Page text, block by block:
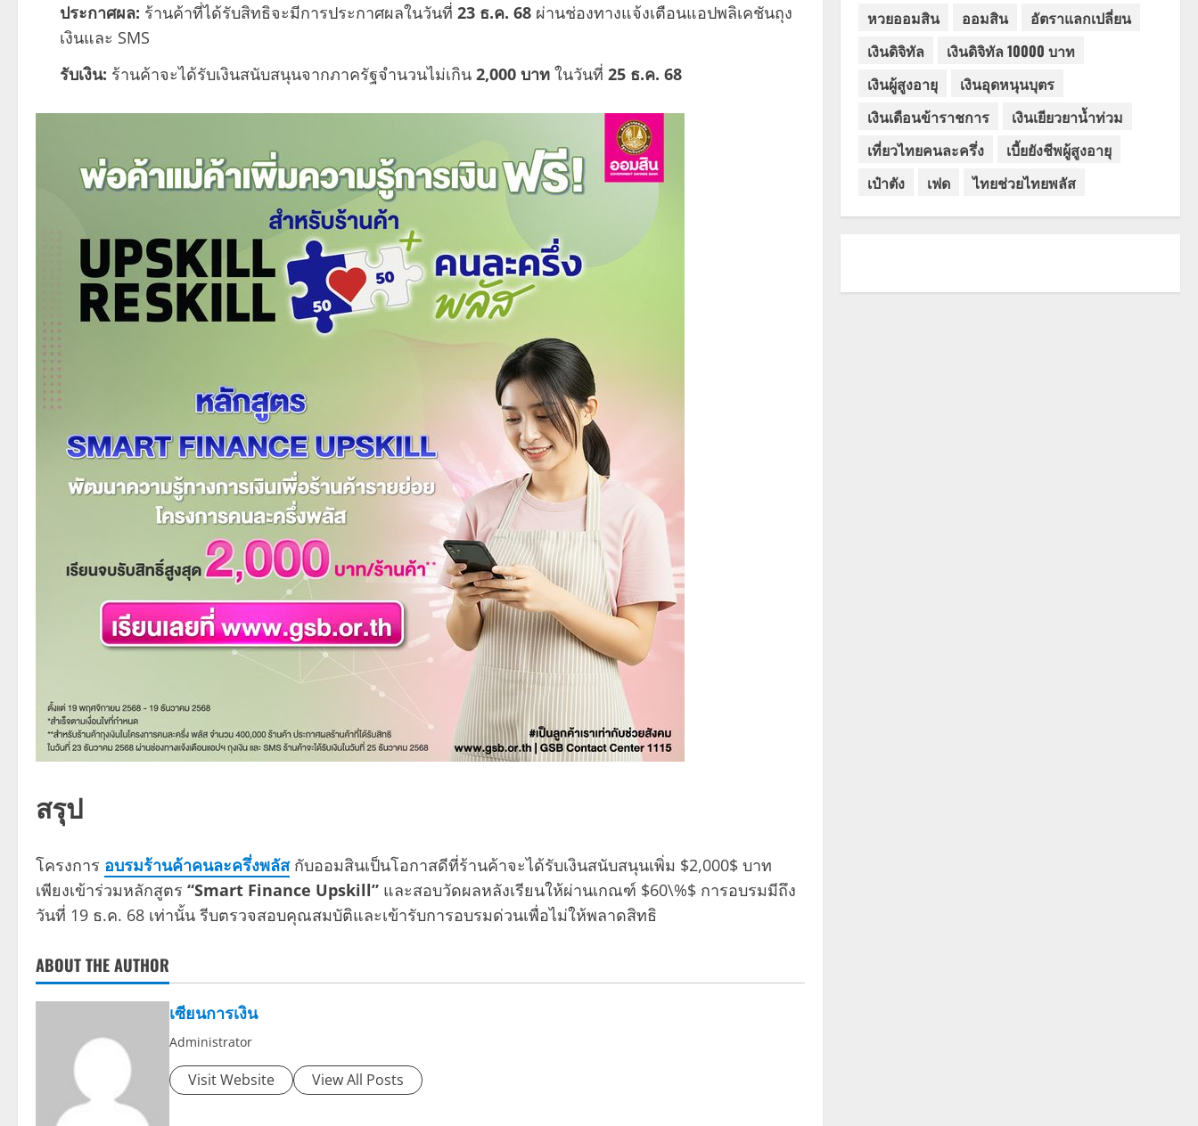
ประกาศผล: ร้านค้าที่ได้รับสิทธิจะมีการประกาศผลในวันที่ 23 ธ.ค. 68 ผ่านช่องทางแจ้งเตือนแอปพลิเคชันถุง
เงินและ SMS
รับเงิน: ร้านค้าจะได้รับเงินสนับสนุนจากภาครัฐจำนวนไม่เกิน 2,000 บาท ในวันที่ 25 ธ.ค. 68
สรุป
โครงการ อบรมร้านค้าคนละครึ่งพลัสกับออมสินเป็นโอกาสดีที่ร้านค้าจะได้รับเงินสนับสนุนเพิ่ม $2,000$ บาท
เพียงเข้าร่วมหลักสูตร “Smart Finance Upskill” และสอบวัดผลหลังเรียนให้ผ่านเกณฑ์ $60\%$ การอบรมมีถึง
วันที่ 19 ธ.ค. 68 เท่านั้น รีบตรวจสอบคุณสมบัติและเข้ารับการอบรมด่วนเพื่อไม่ให้พลาดสิทธิ
ABOUT THE AUTHOR
เซียนการเงิน
Administrator
Visit Website View All Posts
หวยออมสิน
ออมสิน
อัตราแลกเปลี่ยน
เงินดิจิทัล
เงินดิจิทัล 10000 บาท
เงินผู้สูงอายุ
เงินอุดหนุนบุตร
เงินเดือนข้าราชการ
เงินเยียวยาน้ำท่วม
เที่ยวไทยคนละครึ่ง
เบี้ยยังชีพผู้สูงอายุ
เป๋าตัง
เฟด ไทยช่วยไทยพลัส